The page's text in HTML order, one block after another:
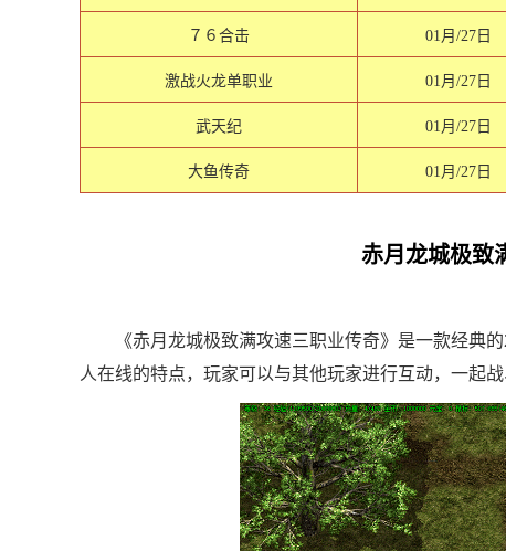
７６合击 01月/27日
激战火龙单职业 01月/27日
武天纪 01月/27日
大鱼传奇 01月/27日
赤月龙城极致
《赤月龙城极致满攻速三职业传奇》是一款经典
人在线的特点，玩家可以与其他玩家进行互动，一起